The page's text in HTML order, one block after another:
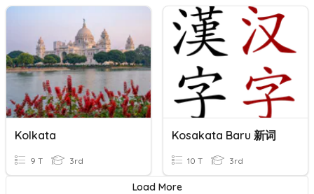
Kolkata
9 T 3rd
Kosakata Baru 新词
10 T 3rd
Load More